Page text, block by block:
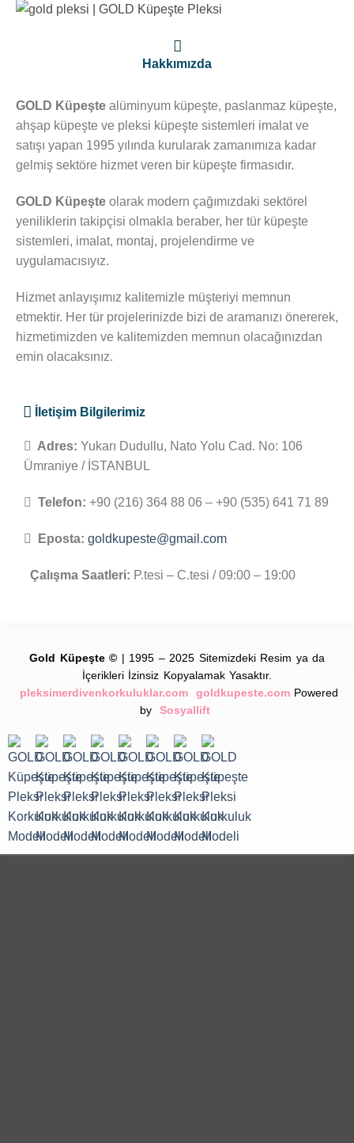
Hakkımızda
GOLD Küpeşte alüminyum küpeşte, paslanmaz küpeşte,
ahşap küpeşte ve pleksi küpeşte sistemleri imalat ve
satışı yapan 1995 yılında kurularak zamanımıza kadar
gelmiş sektöre hizmet veren bir küpeşte firmasıdır.
GOLD Küpeşte olarak modern çağımızdaki sektörel
yeniliklerin takipçisi olmakla beraber, her tür küpeşte
sistemleri, imalat, montaj, projelendirme ve
uygulamacısıyız.
Hizmet anlayışımız kalitemizle müşteriyi memnun
etmektir. Her tür projelerinizde bizi de aramanızı önererek,
hizmetimizden ve kalitemizden memnun olacağınızdan
emin olacaksınız.
İletişim Bilgilerimiz
Adres: Yukarı Dudullu, Nato Yolu Cad. No: 106
Ümraniye / İSTANBUL
Telefon: +90 (216) 364 88 06 – +90 (535) 641 71 89
Eposta: goldkupeste@gmail.com
Çalışma Saatleri: P.tesi – C.tesi / 09:00 – 19:00
Gold Küpeşte © | 1995 – 2025 Sitemizdeki Resim ya da
İçerikleri İzinsiz Kopyalamak Yasaktır.
pleksimerdivenkorkuluklar.com
goldkupeste.com Powered
by
Sosyallift